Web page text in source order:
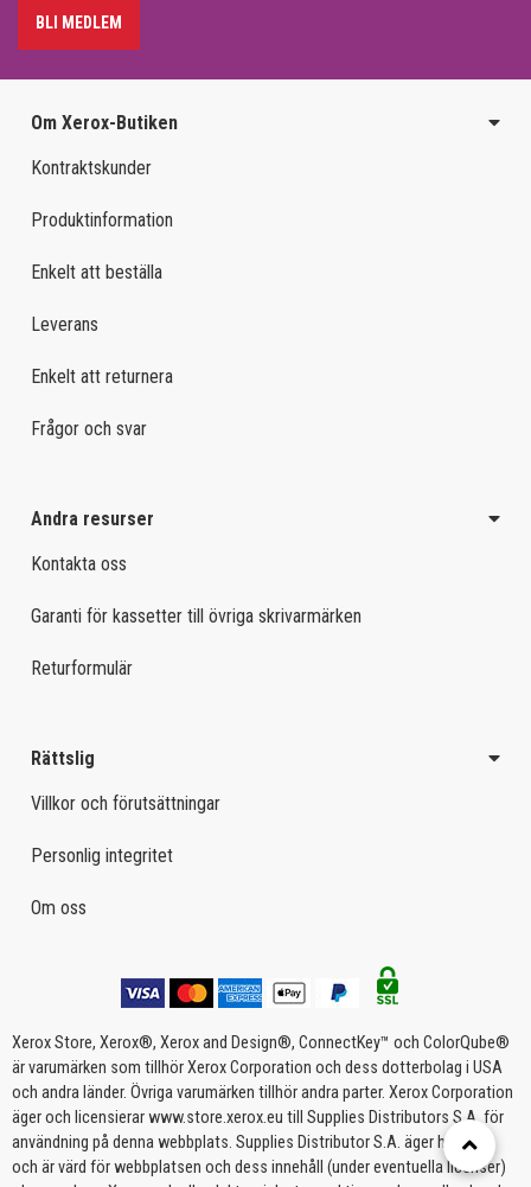
BLI MEDLEM
Om Xerox-Butiken
Kontraktskunder
Produktinformation
Enkelt att beställa
Leverans
Enkelt att returnera
Frågor och svar
Andra resurser
Kontakta oss
Garanti för kassetter till övriga skrivarmärken
Returformulär
Rättslig
Villkor och förutsättningar
Personlig integritet
Om oss
Xerox Store, Xerox®, Xerox and Design®, ConnectKey™ och ColorQube®
är varumärken som tillhör Xerox Corporation och dess dotterbolag i USA
och andra länder. Övriga varumärken tillhör andra parter. Xerox Corporation
äger och licensierar www.store.xerox.eu till Supplies Distributors S.A. för
användning på denna webbplats. Supplies Distributor S.A. äger handhar
och är värd för webbplatsen och dess innehåll (under eventuella licenser)